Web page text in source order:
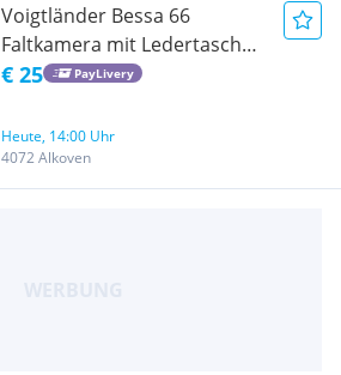
Voigtländer Bessa 66
Faltkamera mit Ledertasche -
Für Bastler / Defekt / Deko
€ 25 PayLivery
Heute, 14:00 Uhr
4072 Alkoven